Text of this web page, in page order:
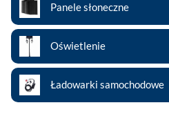
Panele słoneczne
Oświetlenie
Ładowarki samochodowe